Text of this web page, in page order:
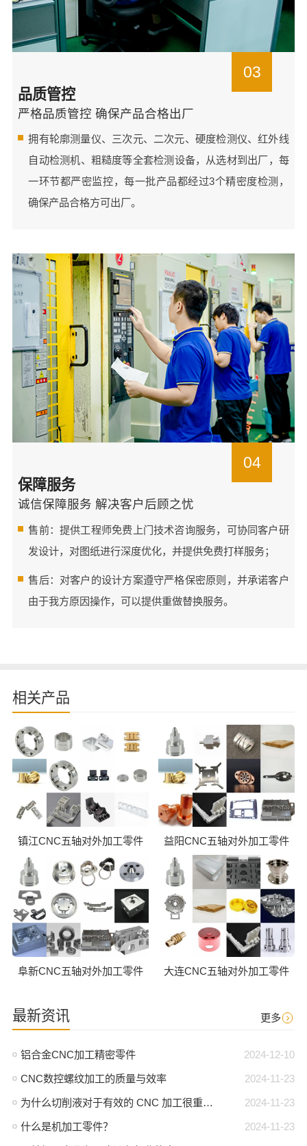
03
品质管控
严格品质管控 确保产品合格出厂
拥有轮廓测量仪、三次元、二次元、硬度检测仪、红外线
自动检测机、粗糙度等全套检测设备，从选材到出厂，每
一环节都严密监控，每一批产品都经过3个精密度检测，
确保产品合格方可出厂。
04
保障服务
诚信保障服务 解决客户后顾之忧
售前：提供工程师免费上门技术咨询服务，可协同客户研
发设计，对图纸进行深度优化，并提供免费打样服务；
售后：对客户的设计方案遵守严格保密原则，并承诺客户
由于我方原因操作，可以提供重做替换服务。
相关产品
镇江CNC五轴对外加工零件 益阳CNC五轴对外加工零件
阜新CNC五轴对外加工零件 大连CNC五轴对外加工零件
最新资讯 更多
2024-12-10
铝合金CNC加工精密零件
2024-11-23
CNC数控螺纹加工的质量与效率
2024-11-23
为什么切削液对于有效的 CNC 加工很重要？
2024-11-23
什么是机加工零件？